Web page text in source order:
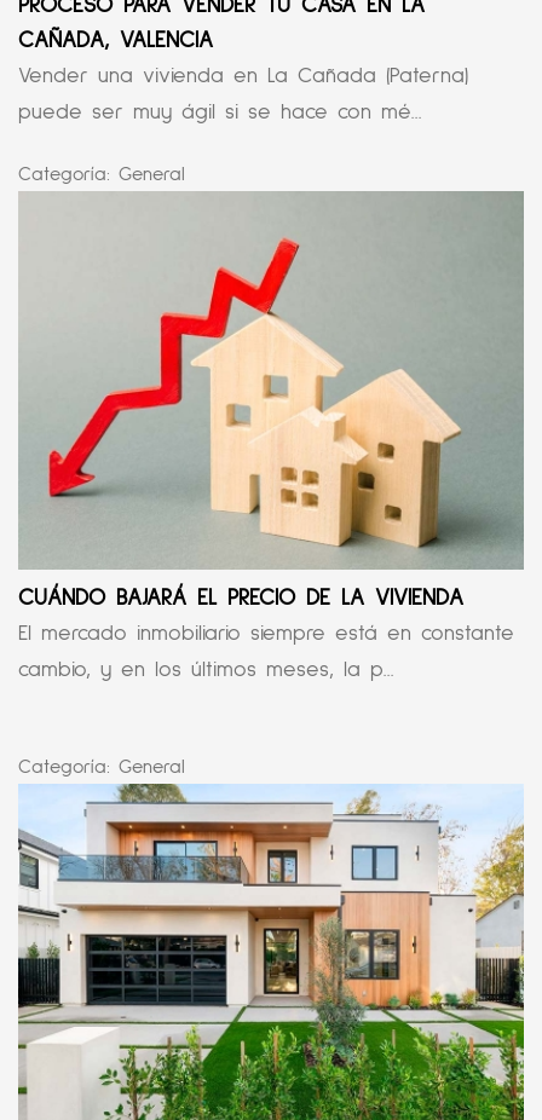
PROCESO PARA VENDER TU CASA EN LA
CAÑADA, VALENCIA
Vender una vivienda en La Cañada (Paterna)
puede ser muy ágil si se hace con mé...
Categoría: General
CUÁNDO BAJARÁ EL PRECIO DE LA VIVIENDA
El mercado inmobiliario siempre está en constante
cambio, y en los últimos meses, la p...
Categoría: General